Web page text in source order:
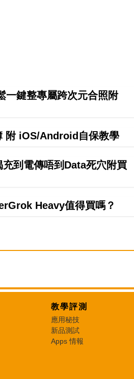
一鍵整專屬跨次元合照附
附 iOS/Android自保教學
到電傳唔到Data死穴附買
Heavy值得買嗎？
教學評測
應用秘技
新品測試
Apps 情報